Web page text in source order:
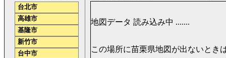
地図データ 読み込み中 .......
この場所に苗栗県地図が出ないとき
台北市
高雄市
基隆市
新竹市
台中市